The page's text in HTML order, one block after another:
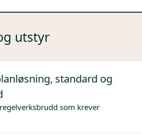
utstyr
standard og
som krever